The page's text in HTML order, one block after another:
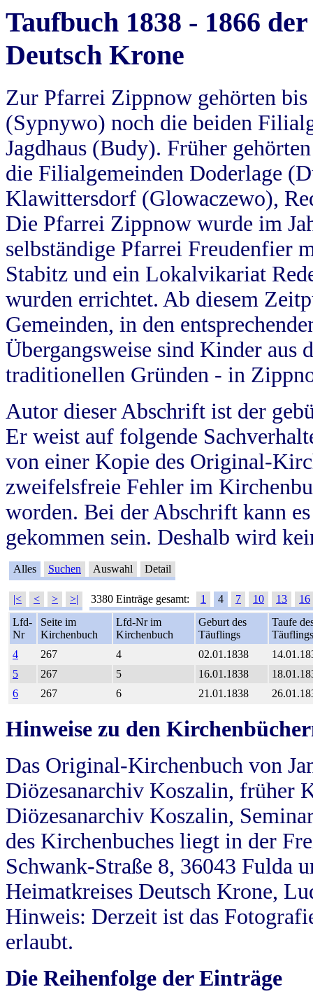
Taufbuch 1838 - 1866
Deutsch Krone
Zur Pfarrei Zippnow gehörten
(Sypnywo) noch die beiden
Jagdhaus (Budy). Früher
die Filialgemeinden Doderlage
Klawittersdorf (Glowaczewo),
Die Pfarrei Zippnow wurde im
selbständige Pfarrei Freudenfier
Stabitz und ein Lokalvikariat
wurden errichtet. Ab diesem
Gemeinden, in den
Übergangsweise sind Kinder aus
traditionellen Gründen - in
Autor dieser Abschrift ist der
Er weist auf folgende
von einer Kopie des Original-
zweifelsfreie Fehler im
worden. Bei der Abschrift kann
gekommen sein. Deshalb wird
Alles Suchen Auswahl Detail
|< < > >| 3380 Einträge gesamt: 1 4 7 10 13
16
Lfd-
Nr
Seite im
Kirchenbuch
Lfd-Nr im
Kirchenbuch
Geburt des
Täuflings
Taufe
Täuflings
4
267 4 02.01.1838
5
267 5 16.01.1838
6
267 6 21.01.1838
Hinweise zu den
Das Original-Kirchenbuch von
Diözesanarchiv Koszalin, früher
Diözesanarchiv Koszalin,
des Kirchenbuches liegt in der
Schwank-Straße 8, 36043 Fulda
Heimatkreises Deutsch Krone,
Hinweis: Derzeit ist das
erlaubt.
Die Reihenfolge der Einträge